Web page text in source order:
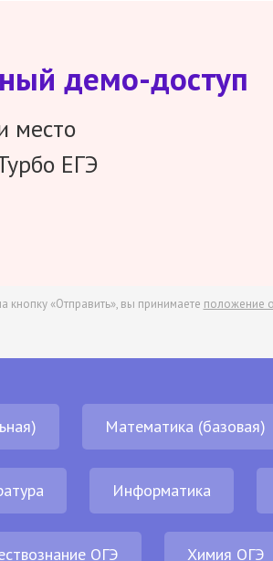
демо-доступ
место
ЕГЭ
кнопку «Отправить», вы принимаете положение
Математика (базовая)
Информатика
ОГЭ Химия ОГЭ